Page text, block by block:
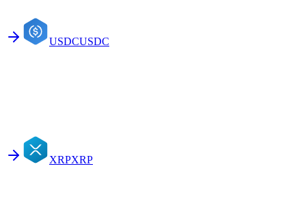
USDCUSDC
XRPXRP